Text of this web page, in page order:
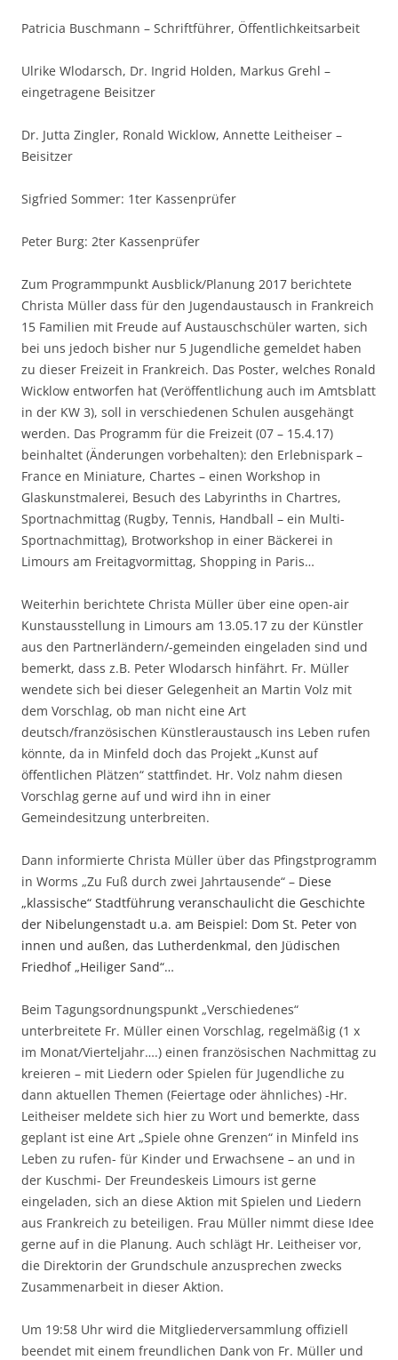
Patricia Buschmann – Schriftführer, Öffentlichkeitsarbeit
Ulrike Wlodarsch, Dr. Ingrid Holden, Markus Grehl –
eingetragene Beisitzer
Dr. Jutta Zingler, Ronald Wicklow, Annette Leitheiser –
Beisitzer
Sigfried Sommer: 1ter Kassenprüfer
Peter Burg: 2ter Kassenprüfer
Zum Programmpunkt Ausblick/Planung 2017 berichtete
Christa Müller dass für den Jugendaustausch in Frankreich
15 Familien mit Freude auf Austauschschüler warten, sich
bei uns jedoch bisher nur 5 Jugendliche gemeldet haben
zu dieser Freizeit in Frankreich. Das Poster, welches Ronald
Wicklow entworfen hat (Veröffentlichung auch im Amtsblatt
in der KW 3), soll in verschiedenen Schulen ausgehängt
werden. Das Programm für die Freizeit (07 – 15.4.17)
beinhaltet (Änderungen vorbehalten): den Erlebnispark –
France en Miniature, Chartes – einen Workshop in
Glaskunstmalerei, Besuch des Labyrinths in Chartres,
Sportnachmittag (Rugby, Tennis, Handball – ein Multi-
Sportnachmittag), Brotworkshop in einer Bäckerei in
Limours am Freitagvormittag, Shopping in Paris…
Weiterhin berichtete Christa Müller über eine open-air
Kunstausstellung in Limours am 13.05.17 zu der Künstler
aus den Partnerländern/-gemeinden eingeladen sind und
bemerkt, dass z.B. Peter Wlodarsch hinfährt. Fr. Müller
wendete sich bei dieser Gelegenheit an Martin Volz mit
dem Vorschlag, ob man nicht eine Art
deutsch/französischen Künstleraustausch ins Leben rufen
könnte, da in Minfeld doch das Projekt „Kunst auf
öffentlichen Plätzen“ stattfindet. Hr. Volz nahm diesen
Vorschlag gerne auf und wird ihn in einer
Gemeindesitzung unterbreiten.
Dann informierte Christa Müller über das Pfingstprogramm
in Worms „Zu Fuß durch zwei Jahrtausende“ – Diese
„klassische“ Stadtführung veranschaulicht die Geschichte
der Nibelungenstadt u.a. am Beispiel: Dom St. Peter von
innen und außen, das Lutherdenkmal, den Jüdischen
Friedhof „Heiliger Sand“…
Beim Tagungsordnungspunkt „Verschiedenes“
unterbreitete Fr. Müller einen Vorschlag, regelmäßig (1 x
im Monat/Vierteljahr….) einen französischen Nachmittag zu
kreieren – mit Liedern oder Spielen für Jugendliche zu
dann aktuellen Themen (Feiertage oder ähnliches) -Hr.
Leitheiser meldete sich hier zu Wort und bemerkte, dass
geplant ist eine Art „Spiele ohne Grenzen“ in Minfeld ins
Leben zu rufen- für Kinder und Erwachsene – an und in
der Kuschmi- Der Freundeskeis Limours ist gerne
eingeladen, sich an diese Aktion mit Spielen und Liedern
aus Frankreich zu beteiligen. Frau Müller nimmt diese Idee
gerne auf in die Planung. Auch schlägt Hr. Leitheiser vor,
die Direktorin der Grundschule anzusprechen zwecks
Zusammenarbeit in dieser Aktion.
Um 19:58 Uhr wird die Mitgliederversammlung offiziell
beendet mit einem freundlichen Dank von Fr. Müller und